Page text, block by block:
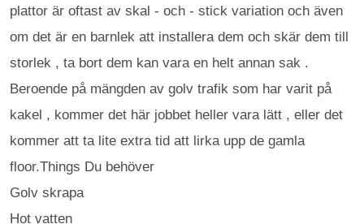
plattor är oftast av skal - och - stick variation och även
om det är en barnlek att installera dem och skär dem till
storlek , ta bort dem kan vara en helt annan sak .
Beroende på mängden av golv trafik som har varit på
kakel , kommer det här jobbet heller vara lätt , eller det
kommer att ta lite extra tid att lirka upp de gamla
floor.Things Du behöver
Golv skrapa
Hot vatten